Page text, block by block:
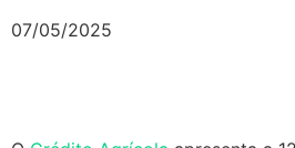
07/05/2025